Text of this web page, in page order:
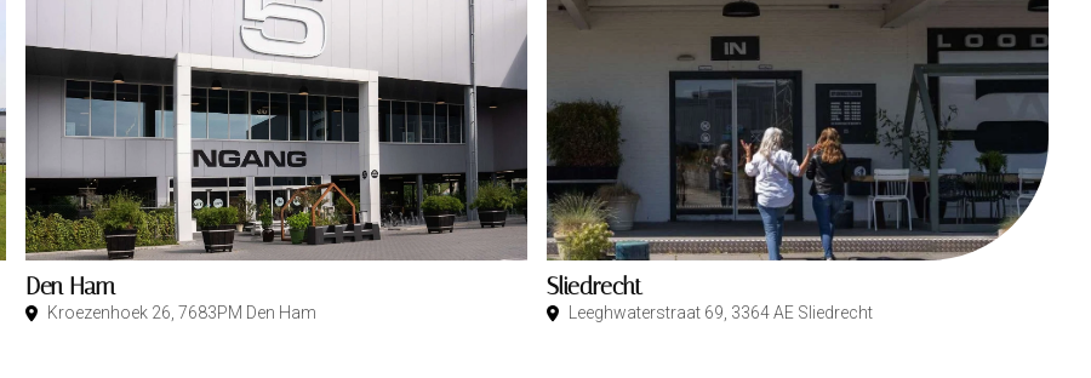
Den Ham
Kroezenhoek 26, 7683PM Den Ham
Sliedrecht
Leeghwaterstraat 69, 3364 AE Sliedrecht